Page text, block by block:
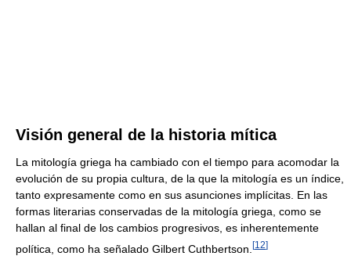
Visión general de la historia mítica
La mitología griega ha cambiado con el tiempo para acomodar la
evolución de su propia cultura, de la que la mitología es un índice,
tanto expresamente como en sus asunciones implícitas. En las
formas literarias conservadas de la mitología griega, como se
hallan al final de los cambios progresivos, es inherentemente
política, como ha señalado Gilbert Cuthbertson. [12]